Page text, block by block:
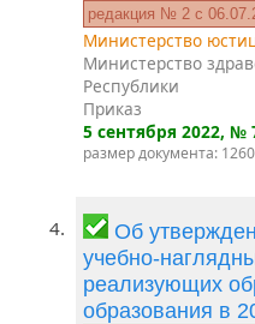
редакция № 2 c
Министерство
Министерство
Республики
Приказ
5 сентября 2022, №
размер документа:
4.
Об
учебно-
реализующих
образования в